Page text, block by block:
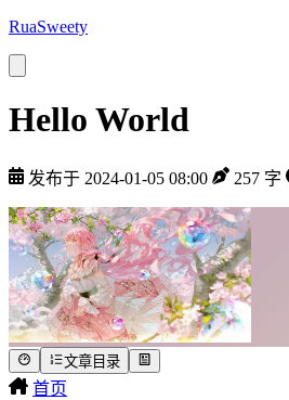
RuaSweety
Hello World
发布于 2024-01-05 08:00 257 字
文章目录
首页